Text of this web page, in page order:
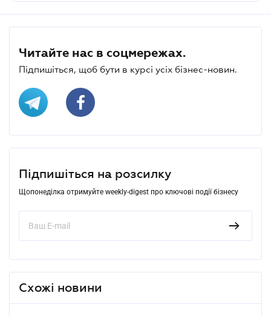
Читайте нас в соцмережах.
Підпишіться, щоб бути в курсі усіх бізнес-новин.
Підпишіться на розсилку
Щопонеділка отримуйте weekly-digest про ключові події бізнесу
Схожі новини